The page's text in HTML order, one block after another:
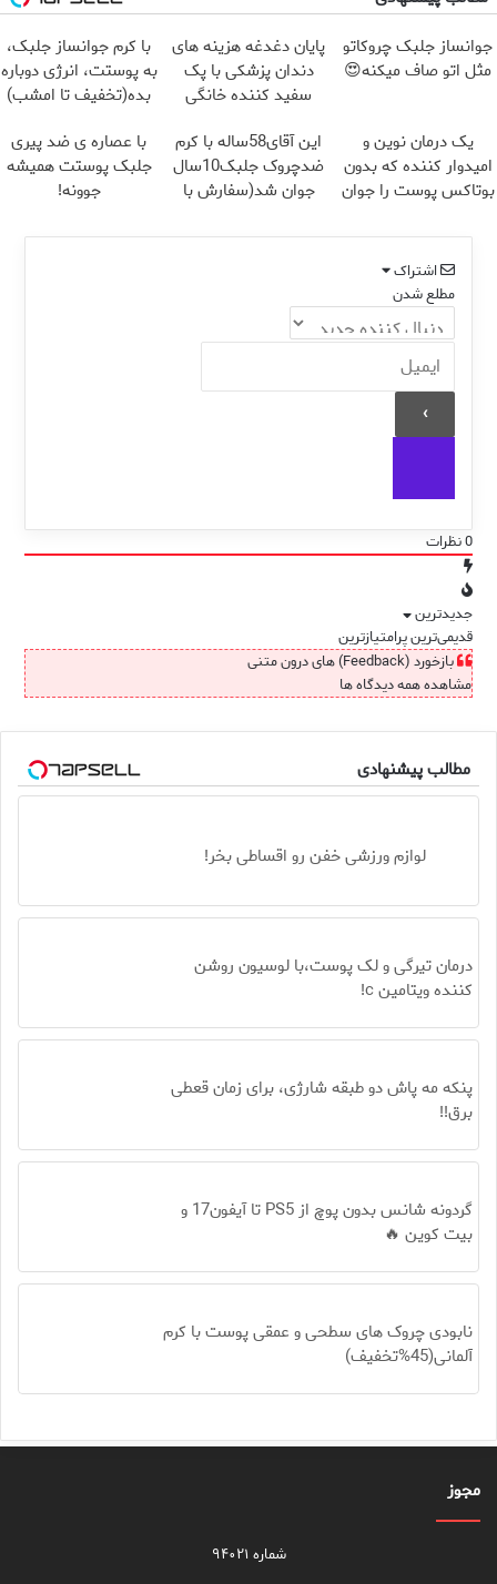
جوانساز جلبک چروکاتو
مثل اتو صاف میکنه😍
پایان دغدغه هزینه های
دندان پزشکی با پک
سفید کننده خانگی
با کرم جوانساز جلبک،
به پوستت، انرژی دوباره
بده(تخفیف تا امشب)
یک درمان نوین و
امیدوار کننده که بدون
بوتاکس پوست را جوان
این آقای58ساله با کرم
ضدچروک جلبک10سال
جوان شد(سفارش با
با عصاره ی ضد پیری
جلبک پوستت همیشه
جوونه!
اشتراک
مطلع شدن
0نظرات
جدیدترین
قدیمی‌ترینپرامتیازترین
بازخورد (Feedback) های درون متنی
مشاهده همه دیدگاه ها
مطالب پیشنهادی
لوازم ورزشی خفن رو اقساطی بخر!
درمان تیرگی و لک پوست،با لوسیون روشن
کننده ویتامین c!
پنکه مه پاش دو طبقه شارژی، برای زمان قعطی
برق!!
گردونه شانس بدون پوچ از PS5 تا آیفون17 و
بیت کوین 🔥
نابودی چروک های سطحی و عمقی پوست با کرم
آلمانی(45%تخفیف)
مجوز
شماره ۹۴۰۲۱